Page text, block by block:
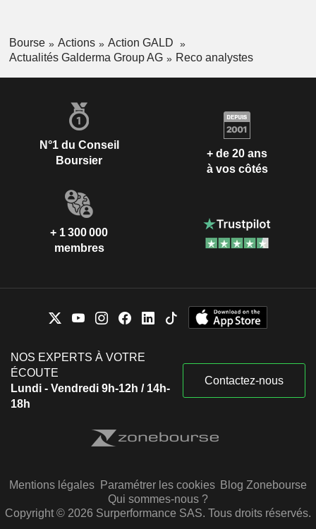
Bourse Actions
Action GALD
Actualités Galderma Group AG
Reco analystes
N°1 du Conseil
Boursier
+ de 20 ans
à vos côtés
+ 1 300 000
membres
NOS EXPERTS À VOTRE
ÉCOUTE
Lundi - Vendredi 9h-12h / 14h-
18h
Contactez-nous
Mentions légales Paramétrer les cookies Blog Zonebourse
Qui sommes-nous ?
Copyright © 2026 Surperformance SAS. Tous droits réservés.